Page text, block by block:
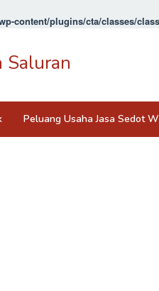
content/plugins/cta/classes/
Saluran
Peluang Usaha Jasa Sedot